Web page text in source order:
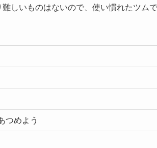
しいものはないので、使い慣れたツムで
つめよう